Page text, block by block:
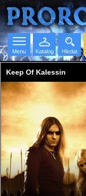
Hledat
Menu
Keep Of Kalessin
Katalog